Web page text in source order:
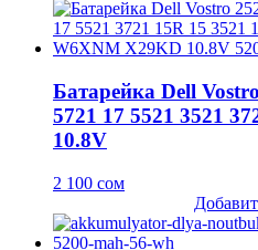
Батарейка Dell
5721 17 5521 3521
10.8V
2 100 сом